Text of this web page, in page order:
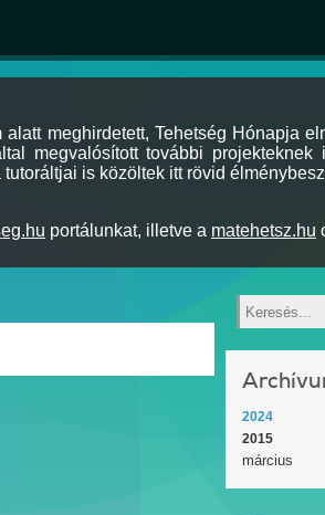
meghirdetett, Tehetség Hónapja
megvalósított további projekteknek
is közöltek itt rövid
portálunkat, illetve a matehetsz.hu
Keresés
2024
2015
március